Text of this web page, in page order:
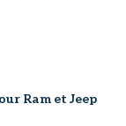
Ram et Jeep